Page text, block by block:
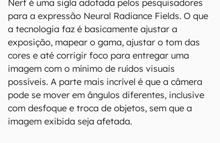
Nerf é uma sigla adotada pelos pesquisadores
para a expressão Neural Radiance Fields. O que
a tecnologia faz é basicamente ajustar a
exposição, mapear o gama, ajustar o tom das
cores e até corrigir foco para entregar uma
imagem com o mínimo de ruídos visuais
possíveis. A parte mais incrível é que a câmera
pode se mover em ângulos diferentes, inclusive
com desfoque e troca de objetos, sem que a
imagem exibida seja afetada.